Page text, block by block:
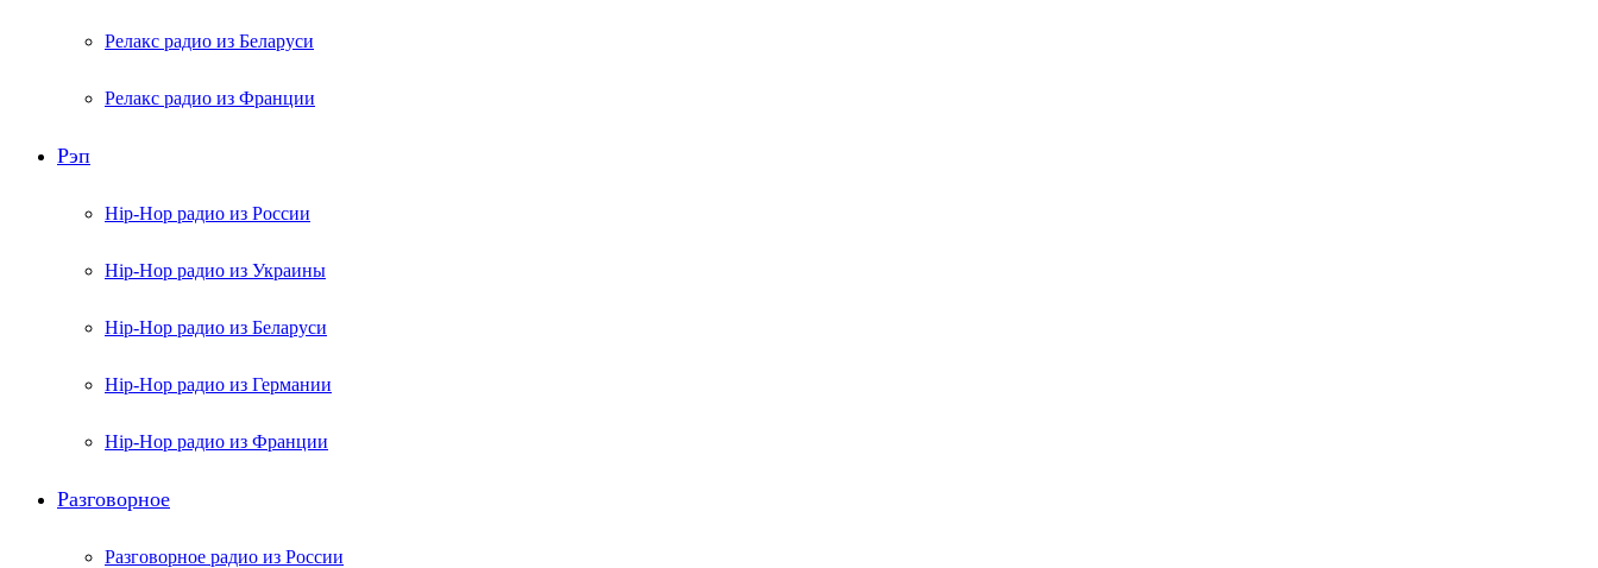
Релакс радио из Беларуси
Релакс радио из Франции
Рэп
Hip-Hop радио из России
Hip-Hop радио из Украины
Hip-Hop радио из Беларуси
Hip-Hop радио из Германии
Hip-Hop радио из Франции
Разговорное
Разговорное радио из России